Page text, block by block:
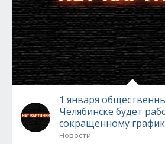
1 января
Челябинске будет
сокращенному
Новости